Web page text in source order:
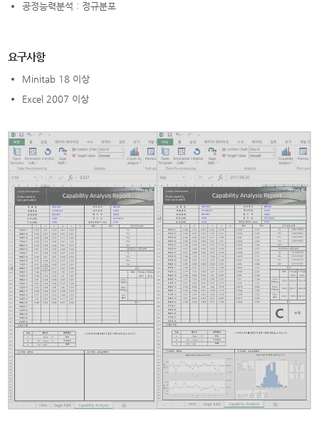
공정능력분석 : 정규분포
요구사항
Minitab 18 이상
Excel 2007 이상